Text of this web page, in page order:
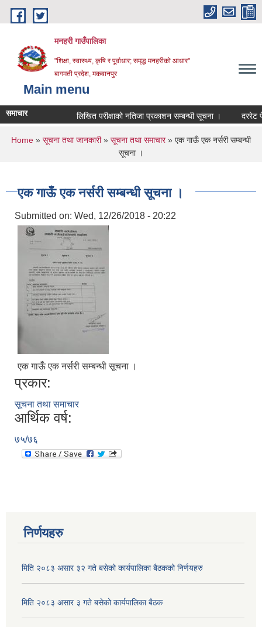
Skip to main content
मनहरी गाउँपालिका
"शिक्षा, स्वास्थ्य, कृषि र पूर्वाधार; समृद्ध मनहरीको आधार"
बागमती प्रदेश, मकवानपुर
Main menu
समाचार लिखित परीक्षाको नतिजा प्रकाशन सम्बन्धी सूचना । दररेट पेश
You are here
Home » सूचना तथा जानकारी» सूचना तथा समाचार» एक गाऊँ एक नर्सरी सम्बन्धी
सूचना ।
एक गाऊँ एक नर्सरी सम्बन्धी सूचना ।
Submitted on: Wed, 12/26/2018 - 20:22
एक गाऊँ एक नर्सरी सम्बन्धी सूचना ।
प्रकार:
सूचना तथा समाचार
आर्थिक वर्ष:
७५/७६
निर्णयहरु
मिति २०८३ असार ३२ गते बसेको कार्यपालिका बैठकको निर्णयहरु
मिति २०८३ असार ३ गते बसेको कार्यपालिका बैठक